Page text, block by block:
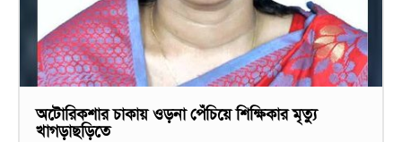
অটোরিকশার চাকায় ওড়না পেঁচিয়ে শিক্ষিকার মৃত্যু
খাগড়াছড়িতে